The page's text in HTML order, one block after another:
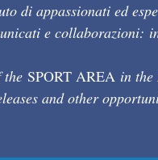
di appassionati ed
e collaborazioni:
SPORT AREA in the
and other